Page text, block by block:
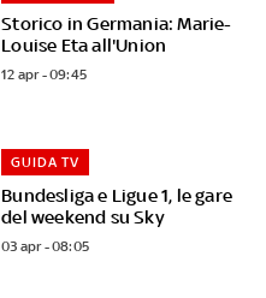
Storico in Germania: Marie-
Louise Eta all'Union
12 apr - 09:45
Bundesliga e Ligue 1, le gare
del weekend su Sky
GUIDA TV
03 apr - 08:05